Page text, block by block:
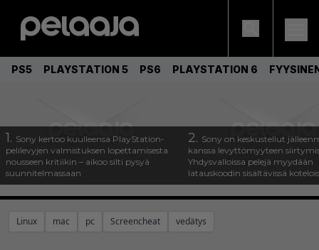
PS5 PLAYSTATION 5 PS6 PLAYSTATION 6
1. Sony kertoo kuulleensa PlayStation-
pelilevyjen valmistuksen lopettamisesta
nousseen kritiikin – aikoo silti pysyä
suunnitelmassaan
2. Sony on keskustellut
kanssa levyttömyyteen
Yhdysvalloissa pelejä myydään
latauskoodin sisältävissä
Linux mac pc Screencheat vedätys